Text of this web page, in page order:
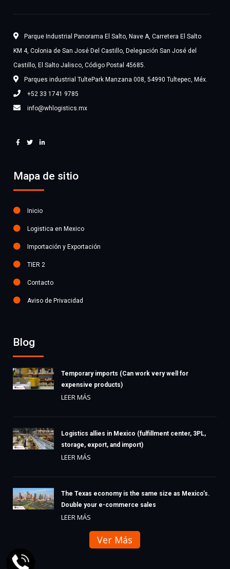
Parque Industrial Panorama El Salto, Nave A, Carretera El Salto
KM 4, Colonia de San José Del Castillo, Delegación San José del
Castillo, El Salto Jalisco, Código Postal 45685.
Parques industrial TultePark Manzana 008, 54990 Tultepec, Méx.
+52 33 1741 9785
info@whlogistics.mx
Mapa de sitio
Inicio
Logistica en Mexico
Importación y Exportación
TIER 2
Contacto
Aviso de Privacidad
Blog
Temporary imports (Can work very well for
expensive products)
LEER MÁS
Logistics allies in Mexico (fulfillment center, 3PL,
storage, export, and import)
LEER MÁS
The Texas economy is the same size as Mexico’s.
Double your e-commerce sales
LEER MÁS
Ver Más